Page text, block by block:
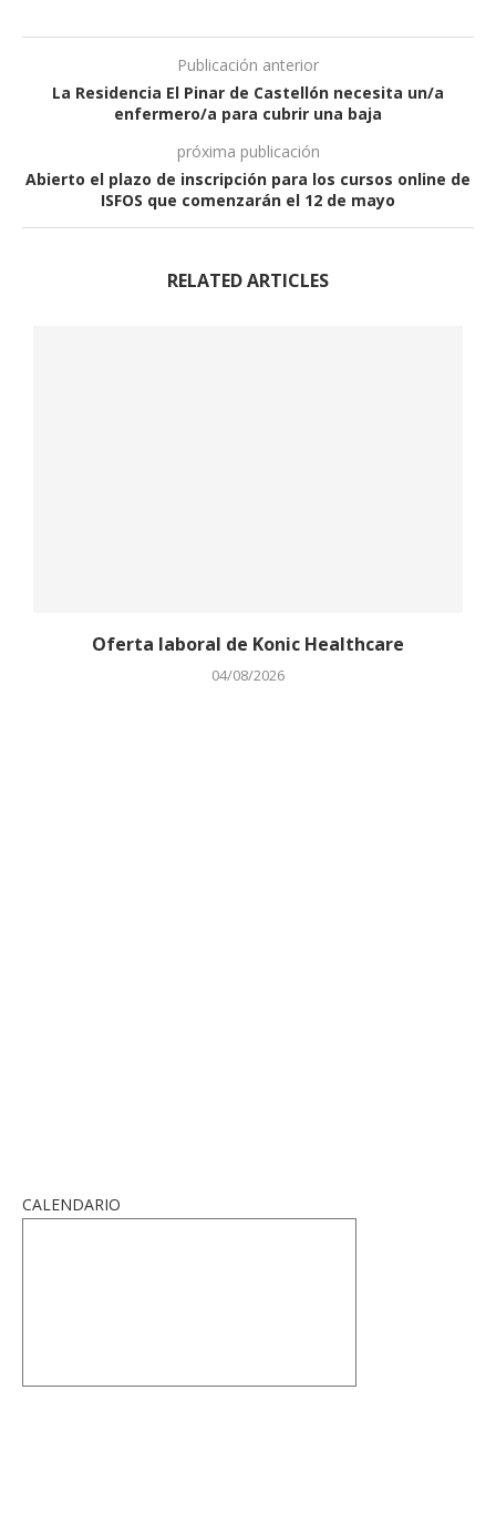
Publicación anterior
La Residencia El Pinar de Castellón necesita un/a
enfermero/a para cubrir una baja
próxima publicación
Abierto el plazo de inscripción para los cursos online de
ISFOS que comenzarán el 12 de mayo
RELATED ARTICLES
Oferta laboral de Konic Healthcare
04/08/2026
CALENDARIO